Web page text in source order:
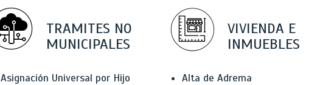
TRAMITES NO
MUNICIPALES
Asignación Universal por Hijo
VIVIENDA E
INMUEBLES
Alta de Adrema